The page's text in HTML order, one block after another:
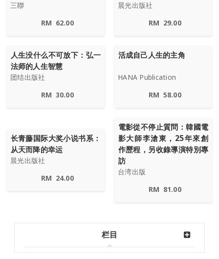
三聯
RM 62.00
晨光出版社
RM 29.00
人生没什么不可放下：弘一
法师的人生智慧
团结出版社
RM 30.00
活成自己人生的主角
HANA Publication
RM 58.00
长青藤国际大奖小说书系：
从天而降的幸运
晨光出版社
RM 24.00
電影從不停止質問：韓國電
影大師李滄東，25年來創
作歷程，另收錄導演特別專
訪
台湾出版
RM 81.00
栏目